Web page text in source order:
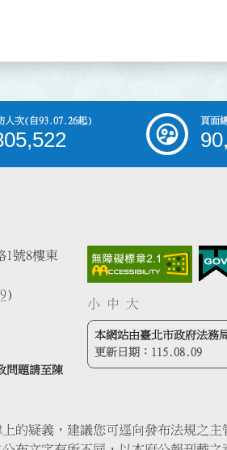
人次(自93.07.26起) 頁面
1號8樓東
)
問題請至陳
小 中 大
本網站由臺北市政府法務
更新日期： 115.08.09
的疑義，建議您可逕向發布法規之主